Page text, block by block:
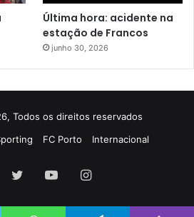
Última hora: acidente na
estação de Francos
junho 30, 2026
Todos os direitos reservados
FC Porto Internacional
TwitterYouTubeInstagram